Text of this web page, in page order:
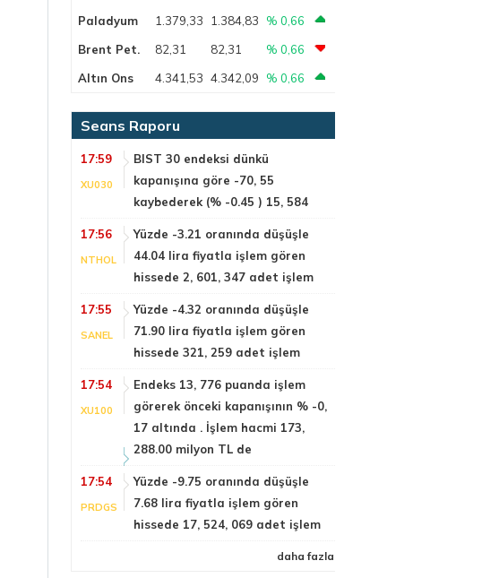
Paladyum
1.379,33 1.384,83
% 0,66
Brent Pet.
82,31 82,31
% 0,66
Altın Ons
4.341,53 4.342,09 % 0,66
Seans Raporu
17:59
XU030
BIST 30 endeksi dünkü
kapanışına göre -70, 55
kaybederek (% -0.45 ) 15, 584
17:56
NTHOL
Yüzde -3.21 oranında düşüşle
44.04 lira fiyatla işlem gören
hissede 2, 601, 347 adet işlem
17:55
SANEL
Yüzde -4.32 oranında düşüşle
71.90 lira fiyatla işlem gören
hissede 321, 259 adet işlem
17:54
XU100
Endeks 13, 776 puanda işlem
görerek önceki kapanışının % -0,
17 altında . İşlem hacmi 173,
288.00 milyon TL de
17:54
PRDGS
Yüzde -9.75 oranında düşüşle
7.68 lira fiyatla işlem gören
hissede 17, 524, 069 adet işlem
daha fazla